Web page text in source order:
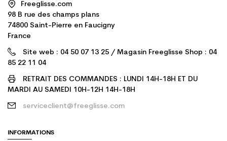
Freeglisse.com
98 B rue des champs plans
74800 Saint-Pierre en Faucigny
France
Site web : 04 50 07 13 25 / Magasin Freeglisse Shop : 04
85 22 11 04
RETRAIT DES COMMANDES : LUNDI 14H-18H ET DU
MARDI AU SAMEDI 10H-12H 14H-18H
serviceclient@freeglisse.com
INFORMATIONS